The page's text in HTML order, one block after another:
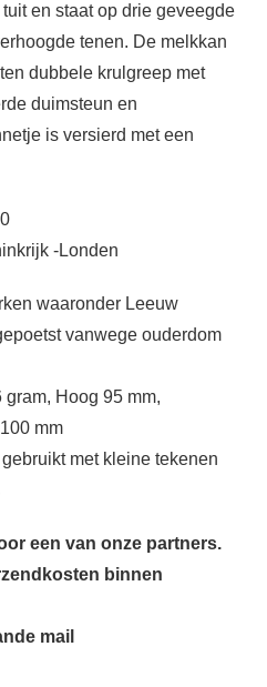
en staat op drie geveegde
tenen. De melkkan
dubbele krulgreep met
duimsteun en
is versierd met een
-Londen
waaronder Leeuw
vanwege ouderdom
gram, Hoog 95 mm,
mm
met kleine tekenen
een van onze partners.
binnen
mail